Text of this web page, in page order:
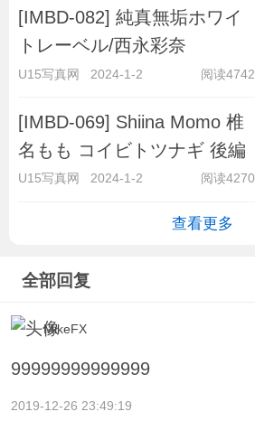
[IMBD-082] 純真無垢ホワイ
トレーベル/西永彩奈
U15写真网 2024-1-2 阅读4742
[IMBD-069] Shiina Momo 椎
名もも コイビトツナギ 後編
U15写真网 2024-1-2 阅读4270
查看更多
全部回复
MikeFX
99999999999999
2019-12-26 23:49:19